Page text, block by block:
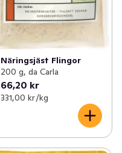
Näringsjäst Flingor
200 g, da Carla
66,20 kr
331,00 kr /kg